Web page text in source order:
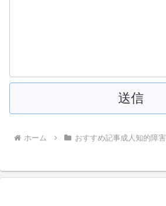
ホーム おすすめ記事成人知的障害